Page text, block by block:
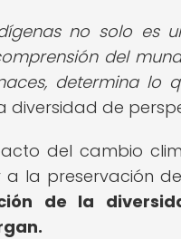
no solo es
del
determina lo
diversidad de
del cambio
la preservación
de la